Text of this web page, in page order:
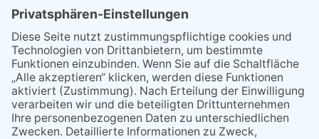
Kommentiert vor: 25 Wochen 6 Tage
Sperrung für Wassersportler schlägt hohe
Wellen
Sperrung der Stillgewässer
Kommentiert vor:1 Jahr 50 Wochen
Literarischer Rückblick
Alte Schule
Kommentiert vor:3 Jahre 18 Wochen